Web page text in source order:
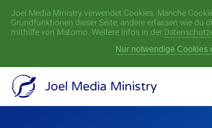
Joel Media Ministry verwendet Cookies. Manche
Grundfunktionen dieser Seite, andere erfassen wie du
mithilfe von Matomo. Weitere Infos in der
Nur notwendige Cookies
Joel Media Ministry